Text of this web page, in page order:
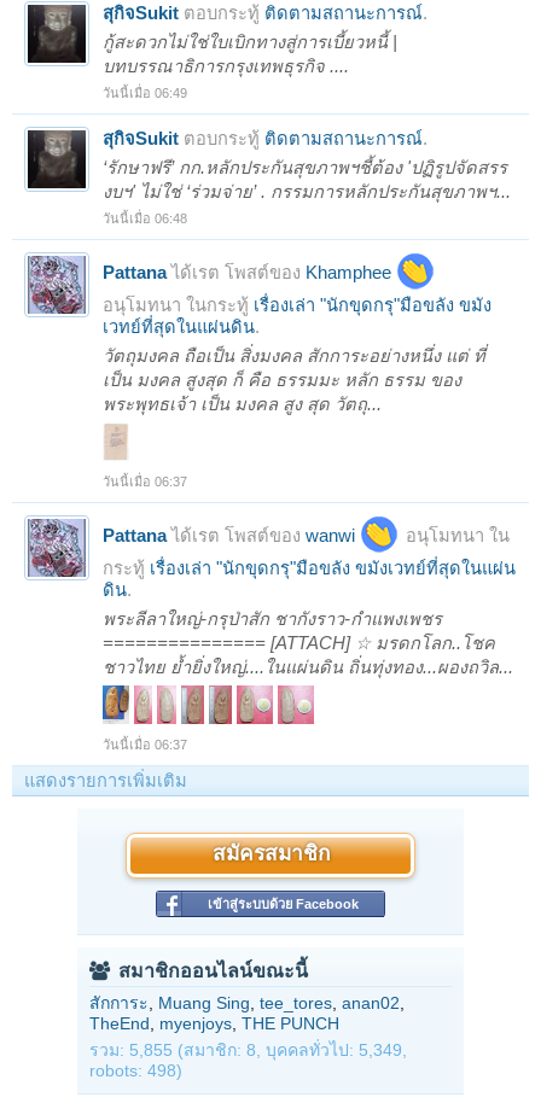
สุกิจSukit ตอบกระทู้ ติดตามสถานะการณ์.
กู้สะดวกไม่ใช่ใบเบิกทางสู่การเบี้ยวหนี้ |
บทบรรณาธิการกรุงเทพธุรกิจ ....
วันนี้เมื่อ 06:49
สุกิจSukit ตอบกระทู้ ติดตามสถานะการณ์.
‘รักษาฟรี’ กก.หลักประกันสุขภาพฯชี้ต้อง 'ปฏิรูปจัดสรร
งบฯ' ไม่ใช่ ‘ร่วมจ่าย’ . กรรมการหลักประกันสุขภาพฯ...
วันนี้เมื่อ 06:48
Pattanaได้เรต โพสต์ของ Khamphee
อนุโมทนา ในกระทู้ เรื่องเล่า "นักขุดกรุ"มือขลัง ขมัง
เวทย์ที่สุดในแผ่นดิน.
วัตถุมงคล ถือเป็น สิ่งมงคล สักการะอย่างหนึ่ง แต่ ที่
เป็น มงคล สูงสุด ก็ คือ ธรรมมะ หลัก ธรรม ของ
พระพุทธเจ้า เป็น มงคล สูง สุด วัตถุ...
วันนี้เมื่อ 06:37
Pattanaได้เรต โพสต์ของ wanwi
อนุโมทนา ใน
กระทู้ เรื่องเล่า "นักขุดกรุ"มือขลัง ขมังเวทย์ที่สุดในแผ่น
ดิน.
พระลีลาใหญ่-กรุป่าสัก ชากังราว-กำแพงเพชร
=============== [ATTACH] ☆ มรดกโลก..โชค
ชาวไทย ย้ำยิ่งใหญ่....ในแผ่นดิน ถิ่นทุ่งทอง...ผองถวิล...
วันนี้เมื่อ 06:37
แสดงรายการเพิ่มเติม
สมัครสมาชิก
เข้าสู่ระบบด้วย Facebook
สมาชิกออนไลน์ขณะนี้
สักการะ Muang Sing tee_tores anan02
TheEnd
myenjoys THE PUNCH
รวม: 5,855 (สมาชิก: 8, บุคคลทั่วไป: 5,349,
robots: 498)